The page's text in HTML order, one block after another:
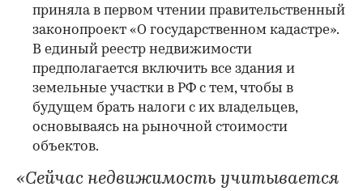
приняла в первом чтении правительственный
законопроект «О государственном кадастре».
В единый реестр недвижимости
предполагается включить все здания и
земельные участки в РФ с тем, чтобы в
будущем брать налоги с их владельцев,
основываясь на рыночной стоимости
объектов.
«Сейчас недвижимость учитывается